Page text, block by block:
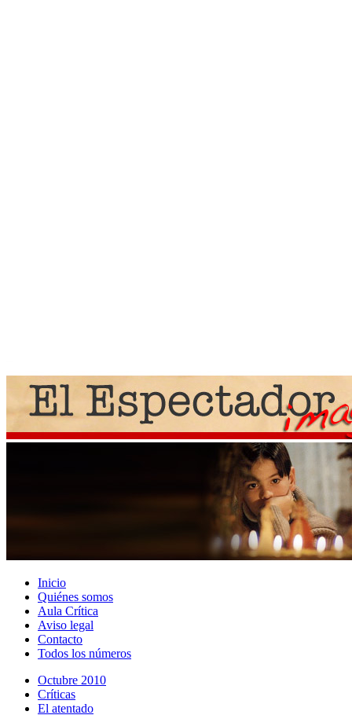
Inicio
Quiénes somos
Aula Crítica
Aviso legal
Contacto
Todos los números
Octubre 2010
Crí­ticas
El atentado